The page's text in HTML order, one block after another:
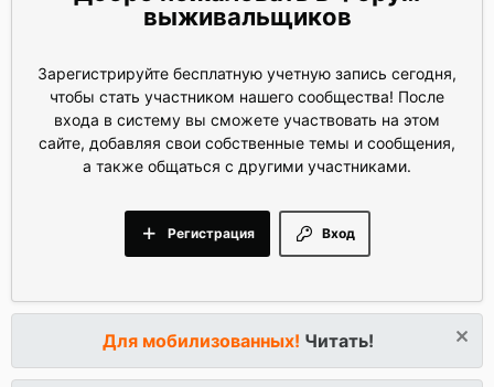
выживальщиков
Зарегистрируйте бесплатную учетную запись сегодня,
чтобы стать участником нашего сообщества! После
входа в систему вы сможете участвовать на этом
сайте, добавляя свои собственные темы и сообщения,
а также общаться с другими участниками.
Вход
Регистрация
Для мобилизованных! Читать!